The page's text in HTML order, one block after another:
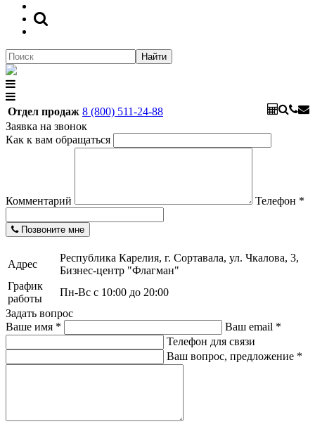
Найти
Отдел продаж 8 (800) 511-24-88
Заявка на звонок
Как к вам обращаться
Комментарий Телефон *
Позвоните мне
Адрес
Республика Карелия, г. Сортавала, ул. Чкалова, 3,
Бизнес-центр "Флагман"
График
работы
Пн-Вс с 10:00 до 20:00
Задать вопрос
Ваше имя * Ваш email *
Телефон для связи
Ваш вопрос, предложение *